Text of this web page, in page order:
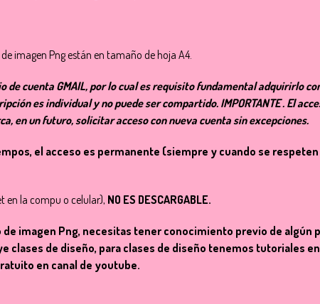
imagen Png están en tamaño de hoja A4.
de cuenta GMAIL, por lo cual es requisito fundamental adquirirlo
es individual y no puede ser compartido. IMPORTANTE . El
en un futuro, solicitar acceso con nueva cuenta sin excepciones.
el acceso es permanente (siempre y cuando se
en la compu o celular), NO ES DESCARGABLE.
imagen Png, necesitas tener conocimiento previo de algún
clases de diseño, para clases de diseño tenemos tutoriales
en canal de youtube.